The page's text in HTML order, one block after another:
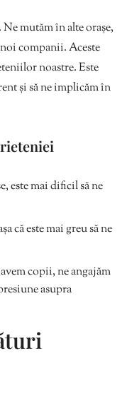
mutăm în alte orașe,
companii. Aceste
noastre. Este
și să ne implicăm în
este mai dificil să ne
că este mai greu să ne
copii, ne angajăm
asupra